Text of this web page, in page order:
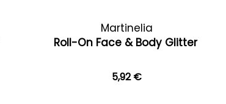
Martinelia
Roll-On Face & Body Glitter
5,92 €